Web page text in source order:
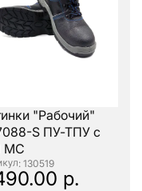
"Рабочий"
S ПУ-ТПУ с
МС
: 130519
р.